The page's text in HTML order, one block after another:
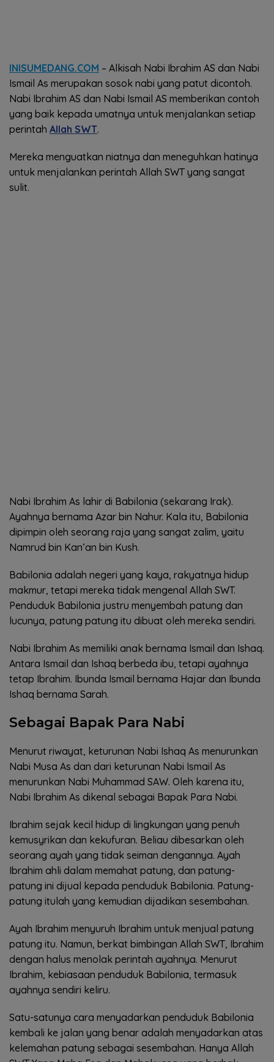
INISUMEDANG.COM – Alkisah Nabi Ibrahim AS dan Nabi
Ismail As merupakan sosok nabi yang patut dicontoh.
Nabi Ibrahim AS dan Nabi Ismail AS memberikan contoh
yang baik kepada umatnya untuk menjalankan setiap
perintah Allah SWT.
Mereka menguatkan niatnya dan meneguhkan hatinya
untuk menjalankan perintah Allah SWT yang sangat
sulit.
Nabi Ibrahim As lahir di Babilonia (sekarang Irak).
Ayahnya bernama Azar bin Nahur. Kala itu, Babilonia
dipimpin oleh seorang raja yang sangat zalim, yaitu
Namrud bin Kan’an bin Kush.
Babilonia adalah negeri yang kaya, rakyatnya hidup
makmur, tetapi mereka tidak mengenal Allah SWT.
Penduduk Babilonia justru menyembah patung dan
lucunya, patung patung itu dibuat oleh mereka sendiri.
Nabi Ibrahim As memiliki anak bernama Ismail dan Ishaq.
Antara Ismail dan Ishaq berbeda ibu, tetapi ayahnya
tetap Ibrahim. Ibunda Ismail bernama Hajar dan Ibunda
Ishaq bernama Sarah.
Sebagai Bapak Para Nabi
Menurut riwayat, keturunan Nabi Ishaq As menurunkan
Nabi Musa As dan dari keturunan Nabi Ismail As
menurunkan Nabi Muhammad SAW. Oleh karena itu,
Nabi Ibrahim As dikenal sebagai Bapak Para Nabi.
Ibrahim sejak kecil hidup di lingkungan yang penuh
kemusyrikan dan kekufuran. Beliau dibesarkan oleh
seorang ayah yang tidak seiman dengannya. Ayah
Ibrahim ahli dalam memahat patung, dan patung-
patung ini dijual kepada penduduk Babilonia. Patung-
patung itulah yang kemudian dijadikan sesembahan.
Ayah Ibrahim menyuruh Ibrahim untuk menjual patung
patung itu. Namun, berkat bimbingan Allah SWT, Ibrahim
dengan halus menolak perintah ayahnya. Menurut
Ibrahim, kebiasaan penduduk Babilonia, termasuk
ayahnya sendiri keliru.
Satu-satunya cara menyadarkan penduduk Babilonia
kembali ke jalan yang benar adalah menyadarkan atas
kelemahan patung sebagai sesembahan. Hanya Allah